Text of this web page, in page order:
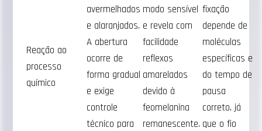
Reação ao
processo
químico
avermelhados
e alaranjados.
A abertura
ocorre de
forma gradual
e exige
controle
técnico para
modo sensível
e revela com
facilidade
reflexos
amarelados
devido à
feomelanina
remanescente.
fixação
depende de
moléculas
específicas e
do tempo de
pausa
correto, já
que o fio